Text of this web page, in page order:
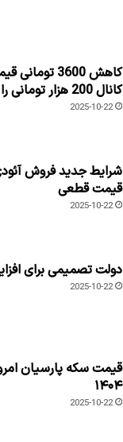
کاهش 3600
کانال 200 هزار تومانی را از دست داد
2025-10-22
قیمت قطعی
2025-10-22
دولت تصمیمی برای
2025-10-22
۱۴۰۴
2025-10-22